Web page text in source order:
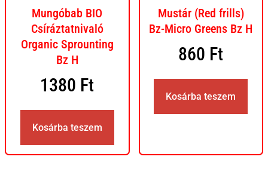
Mungóbab BIO
Csíráztatnivaló
Organic Sprounting
Bz H
1380 Ft
Kosárba teszem
Mustár (Red frills)
Bz-Micro Greens Bz H
860 Ft
Kosárba teszem